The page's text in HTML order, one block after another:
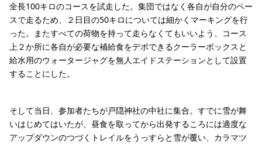
全長100キロのコースを試走した。集団ではなく各自が自分のペー
スで走るため、２日目の50キロについては細かくマーキングを行
った。またすべての荷物を持って走らなくてもいいよう、コース
上２か所に各自が必要な補給食をデポできるクーラーボックスと
給水用のウォータージャグを無人エイドステーションとして設置
することにした。
そして当日、参加者たちが戸隠神社の中社に集合。すでに雪が舞
いはじめてはいたが、昼食を取ってから出発するころには適度な
アップダウンのつづくトレイルをうっすらと雪が覆い、カラマツ